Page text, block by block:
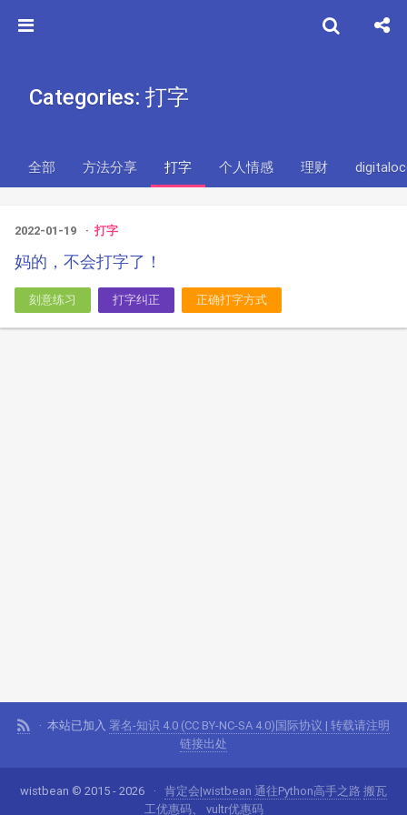
Categories: 打字
全部 方法分享 打字 个人情感 理财
2022-01-19 打字
妈的，不会打字了！
刻意练习 打字纠正 正确打字方式
本站已加入 署名-知识 4.0 (CC BY-NC-SA 4.0)国际协议 | 转载请注明
链接出处
wistbean © 2015 - 2026 肯定会|wistbean 通往Python高手之路 搬瓦
工优惠码、 vultr优惠码